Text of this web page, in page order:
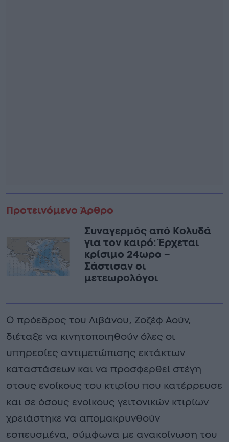
Προτεινόμενο Άρθρο
Συναγερμός από Κολυδά
για τον καιρό: Έρχεται
κρίσιμο 24ωρο –
Σάστισαν οι
μετεωρολόγοι
Ο πρόεδρος του Λιβάνου, Ζοζέφ Αούν,
διέταξε να κινητοποιηθούν όλες οι
υπηρεσίες αντιμετώπισης εκτάκτων
καταστάσεων και να προσφερθεί στέγη
στους ενοίκους του κτιρίου που κατέρρευσε
και σε όσους ενοίκους γειτονικών κτιρίων
χρειάστηκε να απομακρυνθούν
εσπευσμένα, σύμφωνα με ανακοίνωση του